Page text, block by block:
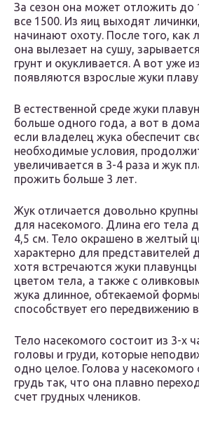
За сезон она может отложить до
все 1500. Из яиц выходят
начинают охоту. После того, как
она вылезает на сушу,
грунт и окукливается. А вот уже
появляются взрослые жуки
В естественной среде жуки
больше одного года, а вот в
если владелец жука обеспечит
необходимые условия,
увеличивается в 3-4 раза и жук
прожить больше 3 лет.
Жук отличается довольно
для насекомого. Длина его тела
4,5 см. Тело окрашено в желтый
характерно для представителей
хотя встречаются жуки
цветом тела, а также с
жука длинное, обтекаемой
способствует его передвижению
Тело насекомого состоит из 3-х
головы и груди, которые
одно целое. Голова у насекомого
грудь так, что она плавно
счет грудных члеников.